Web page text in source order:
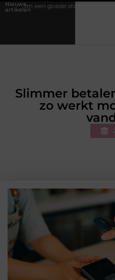
Nieuwe
artikelen het werk van de
Slimmer
zo werkt